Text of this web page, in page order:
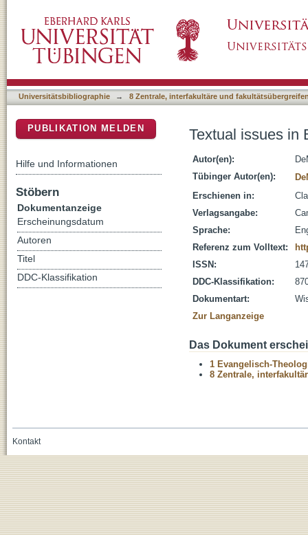
Universitätsbibliographie → 8 Zentrale, interfakultäre und
Textual issues in
Autor(en):
Tübinger Autor(en):
Erschienen in:
Verlagsangabe:
Sprache:
Referenz zum Volltext:
ISSN:
DDC-Klassifikation:
Dokumentart:
Zur Langanzeige
Das Dokument
1 Evangelisch-
8 Zentrale,
PUBLIKATION MELDEN
Hilfe und Informationen
Stöbern
Dokumentanzeige
Erscheinungsdatum
Autoren
Titel
DDC-Klassifikation
Kontakt